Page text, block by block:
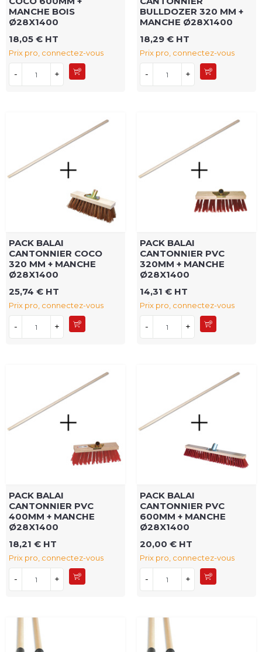
MANCHE BOIS
Ø28X1400
18,05 € HT
Prix pro, connectez-vous
- +
BULLDOZER 320 MM +
MANCHE Ø28X1400
18,29 € HT
Prix pro, connectez-vous
- +
PACK BALAI
CANTONNIER COCO
320 MM + MANCHE
Ø28X1400
25,74 € HT
Prix pro, connectez-vous
- +
PACK BALAI
CANTONNIER PVC
320MM + MANCHE
Ø28X1400
14,31 € HT
Prix pro, connectez-vous
- +
PACK BALAI
CANTONNIER PVC
400MM + MANCHE
Ø28X1400
18,21 € HT
Prix pro, connectez-vous
- +
PACK BALAI
CANTONNIER PVC
600MM + MANCHE
Ø28X1400
20,00 € HT
Prix pro, connectez-vous
- +